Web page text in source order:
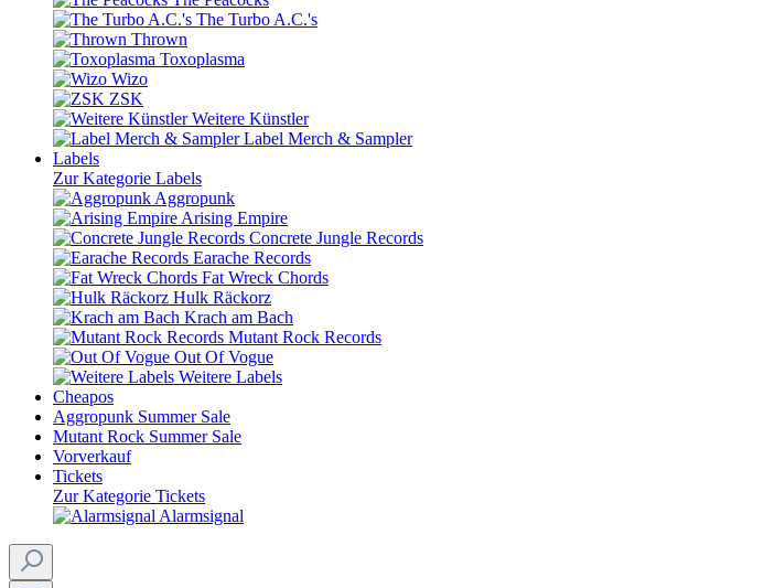
The Turbo A.C.'s
Thrown
Toxoplasma
Wizo
ZSK
Weitere Künstler
Label Merch & Sampler
Labels
Zur Kategorie Labels
Aggropunk
Arising Empire
Concrete Jungle Records
Earache Records
Fat Wreck Chords
Hulk Räckorz
Krach am Bach
Mutant Rock Records
Out Of Vogue
Weitere Labels
Cheapos
Aggropunk Summer Sale
Mutant Rock Summer Sale
Vorverkauf
Tickets
Zur Kategorie Tickets
Alarmsignal